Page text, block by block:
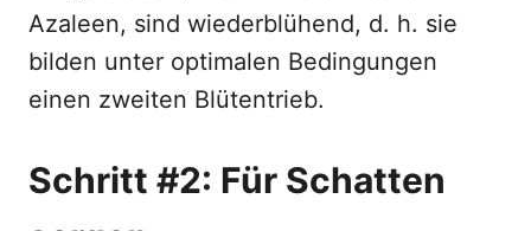
Azaleen, sind wiederblühend, d. h. sie
bilden unter optimalen Bedingungen
einen zweiten Blütentrieb.
Schritt #2: Für Schatten